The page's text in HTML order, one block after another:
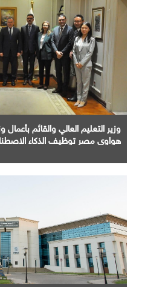
وزير التعليم العالي والقائم
هواوي مصر توظيف الذكاء